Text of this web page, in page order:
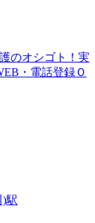
のオシゴト！実
・電話登録Ｏ
駅